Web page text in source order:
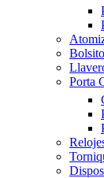
Porta